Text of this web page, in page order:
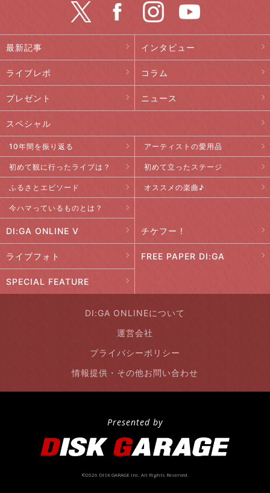
最新記事 インタビュー
ライブレポ コラム
プレゼント ニュース
スペシャル
10年間を振り返る アーティストの愛用品
初めて観に行ったライブは？ 初めて立ったステージ
ふるさとエピソード オススメの楽曲♪
今ハマっているものとは？
DI:GA ONLINE V チケフー！
ライブフォト FREE PAPER DI:GA
SPECIAL FEATURE
DI:GA ONLINEについて
運営会社
プライバシーポリシー
情報提供・その他お問い合わせ
Presented by
©2026 DISK GARAGE inc. All Rights Reserved.